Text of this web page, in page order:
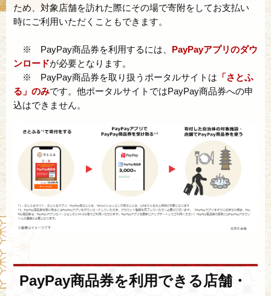
ため、対象店舗を訪れた際にその場で寄附をしてお支払い
時にご利用いただくこともできます。
※ PayPay商品券を利用するには、 PayPayアプリのダウ
ンロードが必要となります。
※ PayPay商品券を取り扱うポータルサイトは 「さとふ
る」のみです。他ポータルサイトではPayPay商品券への申
込はできません。
PayPay商品券を利用できる店舗・